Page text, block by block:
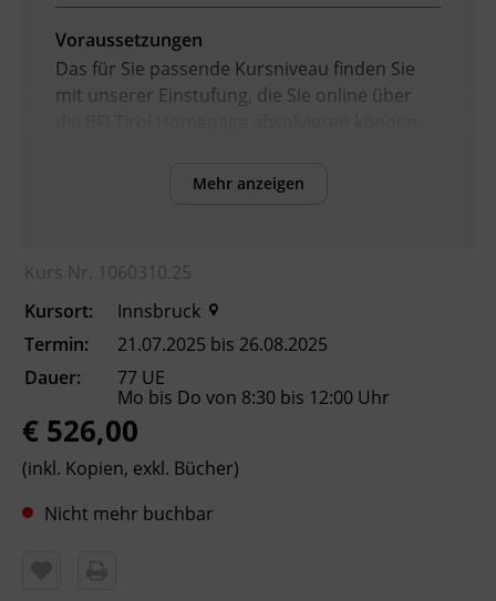
Voraussetzungen
Das für Sie passende Kursniveau finden Sie
mit unserer Einstufung, die Sie online über
Arbeitsmarkt
Kursformat
Präsenzunterricht
Leitung
Fachtrainer_in
Mehr anzeigen
Kurs Nr. 1060310.25
Kursort:
Innsbruck
Termin:
21.07.2025 bis 26.08.2025
Dauer:
77 UE
Mo bis Do von 8:30 bis 12:00 Uhr
€ 526,00
(inkl. Kopien, exkl. Bücher)
Nicht mehr buchbar